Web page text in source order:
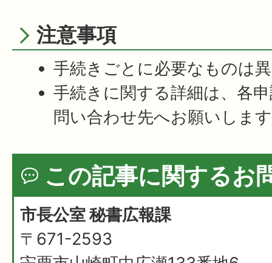
注意事項
手続きごとに必要なものは
手続きに関する詳細は、各
問い合わせ先へお願いしま
この記事に関するお
市長公室 秘書広報課
〒671-2593